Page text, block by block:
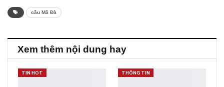
cầu Mã Đà
Xem thêm nội dung hay
TIN HOT THÔNG TIN